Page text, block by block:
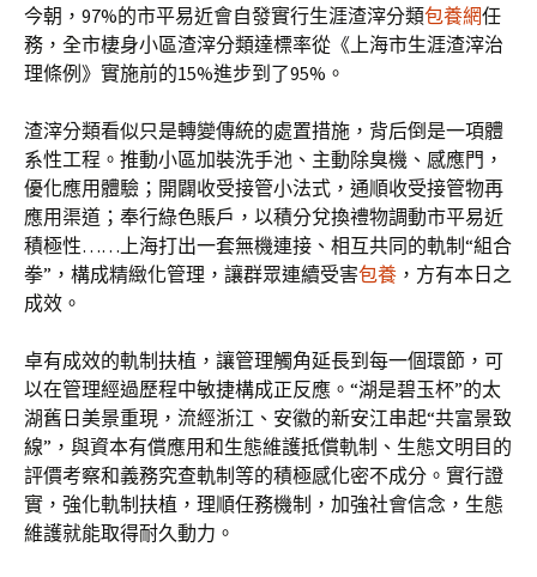
今朝，97%的市平易近會自發實行生涯渣滓分類包養網任
務，全市棲身小區渣滓分類達標率從《上海市生涯渣滓治
理條例》實施前的15%進步到了95%。
渣滓分類看似只是轉變傳統的處置措施，背后倒是一項體
系性工程。推動小區加裝洗手池、主動除臭機、感應門，
優化應用體驗；開闢收受接管小法式，通順收受接管物再
應用渠道；奉行綠色賬戶，以積分兌換禮物調動市平易近
積極性……上海打出一套無機連接、相互共同的軌制“組合
拳”，構成精緻化管理，讓群眾連續受害包養 ，方有本日之
成效。
卓有成效的軌制扶植，讓管理觸角延長到每一個環節，可
以在管理經過歷程中敏捷構成正反應。“湖是碧玉杯”的太
湖舊日美景重現，流經浙江、安徽的新安江串起“共富景致
線”，與資本有償應用和生態維護抵償軌制、生態文明目的
評價考察和義務究查軌制等的積極感化密不成分。實行證
實，強化軌制扶植，理順任務機制，加強社會信念，生態
維護就能取得耐久動力。